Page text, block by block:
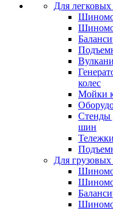
Для
колес
Мойки
Стенды
шин
Для